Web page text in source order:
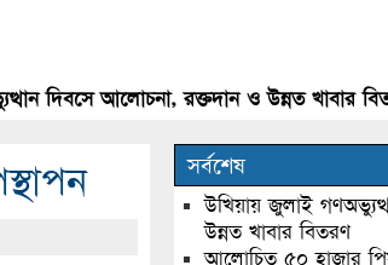
আলোচনা, রক্তদান ও উন্নত খাবার বিতরণ
সর্বশেষ
উখিয়ায় জুলাই
উন্নত খাবার বিতরণ
আলোচিত ৫০ হাজার